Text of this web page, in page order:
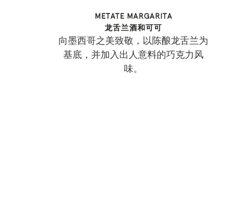
METATE MARGARITA
龙舌兰酒和可可
向墨西哥之美致敬，以陈酿龙舌兰为
基底，并加入出人意料的巧克力风
味。